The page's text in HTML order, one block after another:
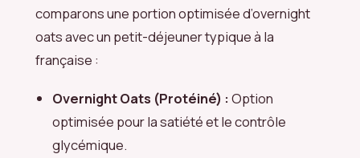
comparons une portion optimisée d’overnight
oats avec un petit-déjeuner typique à la
française :
Overnight Oats (Protéiné) :Option
optimisée pour la satiété et le contrôle
glycémique.